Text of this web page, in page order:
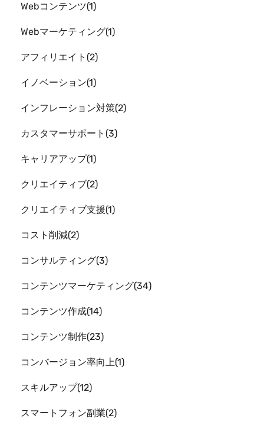
Webコンテンツ 1
Webマーケティング 1
アフィリエイト 2
イノベーション 1
インフレーション対策 2
カスタマーサポート 3
キャリアアップ 1
クリエイティブ 2
クリエイティブ支援 1
コスト削減 2
コンサルティング 3
コンテンツマーケティング 34
コンテンツ作成 14
コンテンツ制作 23
コンバージョン率向上 1
スキルアップ 12
スマートフォン副業 2